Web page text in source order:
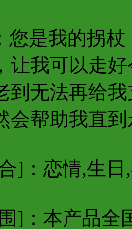
您是我的拐
让我可以走
到无法再给
会帮助我直
]：恋情,生日
]：本产品全